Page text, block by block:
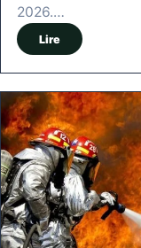
2026.…
Lire